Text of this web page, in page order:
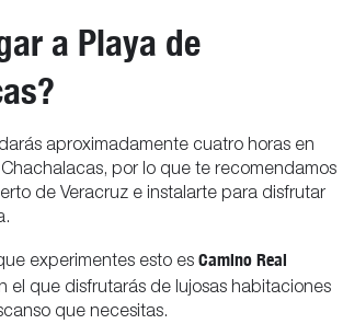
a Playa de
aproximadamente cuatro horas en
por lo que te recomendamos
de Veracruz e instalarte para disfrutar
experimentes esto es Camino Real
el que disfrutarás de lujosas habitaciones
que necesitas.